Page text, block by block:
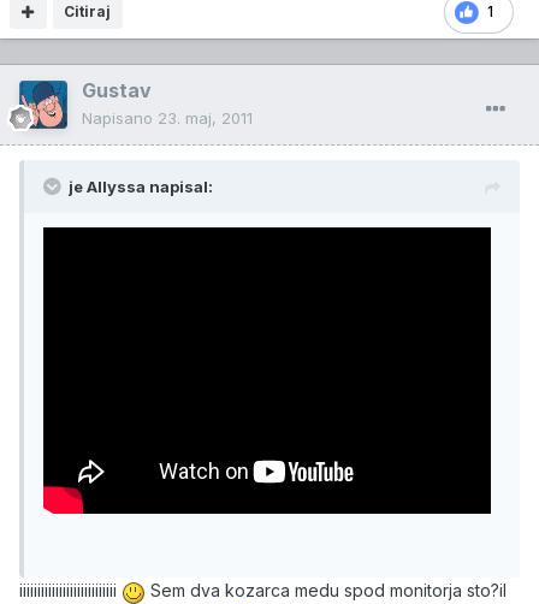
1
Citiraj
Gustav
Napisano 23. maj, 2011
je Allyssa napisal:
iiiiiiiiiiiiiiiiiiiiiiiiiii
Sem dva kozarca medu spod monitorja sto?il